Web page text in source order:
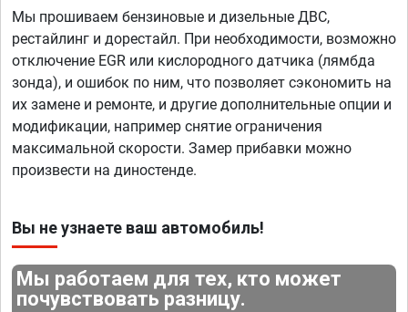
Мы прошиваем бензиновые и дизельные ДВС,
рестайлинг и дорестайл. При необходимости, возможно
отключение EGR или кислородного датчика (лямбда
зонда), и ошибок по ним, что позволяет сэкономить на
их замене и ремонте, и другие дополнительные опции и
модификации, например снятие ограничения
максимальной скорости. Замер прибавки можно
произвести на диностенде.
Вы не узнаете ваш автомобиль!
Мы работаем для тех, кто может
почувствовать разницу.